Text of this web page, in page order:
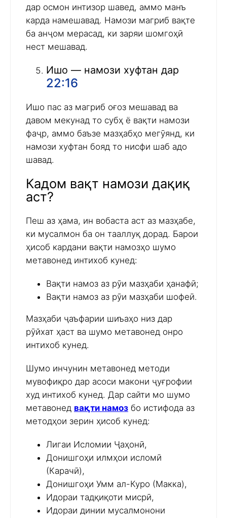
дар осмон интизор шавед, аммо манъ
карда намешавад. Намози магриб вақте
ба анҷом мерасад, ки заряи шомгоҳӣ
нест мешавад.
Ишо — намози хуфтан дар
22:16
Ишо пас аз магриб оғоз мешавад ва
давом мекунад то субҳ ё вақти намози
фаҷр, аммо баъзе мазҳабҳо мегӯянд, ки
намози хуфтан бояд то нисфи шаб адо
шавад.
Кадом вақт намози дақиқ
аст?
Пеш аз ҳама, ин вобаста аст аз мазҳабе,
ки мусалмон ба он тааллуқ дорад. Барои
ҳисоб кардани вақти намозҳо шумо
метавонед интихоб кунед:
Вақти намоз аз рӯи мазҳаби ҳанафӣ;
Вақти намоз аз рӯи мазҳаби шофеӣ.
Мазҳаби ҷаъфарии шиъаҳо низ дар
рӯйхат ҳаст ва шумо метавонед онро
интихоб кунед.
Шумо инчунин метавонед методи
мувофиқро дар асоси макони ҷуғрофии
худ интихоб кунед. Дар сайти мо шумо
метавонед вақти намоз бо истифода аз
методҳои зерин ҳисоб кунед:
Лигаи Исломии Ҷаҳонӣ,
Донишгоҳи илмҳои исломӣ
(Карачӣ),
Донишгоҳи Умм ал-Куро (Макка),
Идораи тадқиқоти мисрӣ,
Идораи динии мусалмонони